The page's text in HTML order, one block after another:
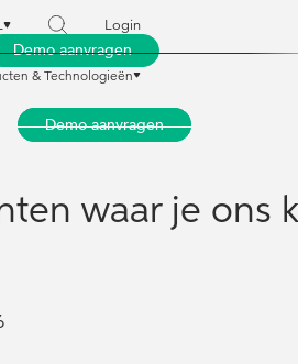
Login
Demo aanvragen
& Technologieën
waar je ons
Demo aanvragen
Demo aanvragen